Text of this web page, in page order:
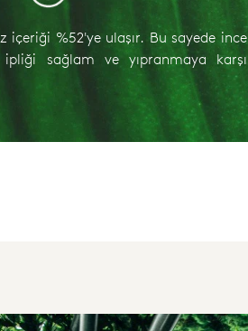
içeriği %52'ye ulaşır. Bu sayede ince
sağlam ve yıpranmaya karşı